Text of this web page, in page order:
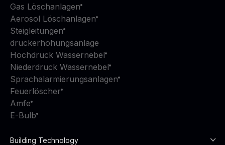
Gas Löschanlagen
Aerosol Löschanlagen
Steigleitungen
druckerhohungsanlage
Hochdruck Wassernebel
Niederdruck Wassernebel
Sprachalarmierungsanlagen
Feuerlöscher
Amfe
E-Bulb
Building Technology